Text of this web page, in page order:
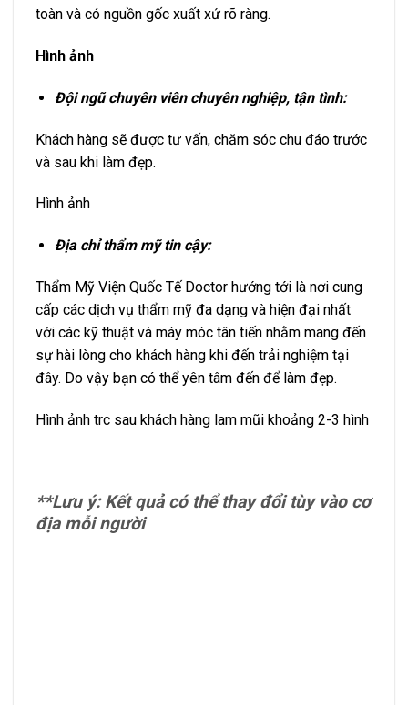
toàn và có nguồn gốc xuất xứ rõ ràng.
Hình ảnh
Đội ngũ chuyên viên chuyên nghiệp, tận tình:
Khách hàng sẽ được tư vấn, chăm sóc chu đáo trước
và sau khi làm đẹp.
Hình ảnh
Địa chỉ thẩm mỹ tin cậy:
Thẩm Mỹ Viện Quốc Tế Doctor hướng tới là nơi cung
cấp các dịch vụ thẩm mỹ đa dạng và hiện đại nhất
với các kỹ thuật và máy móc tân tiến nhằm mang đến
sự hài lòng cho khách hàng khi đến trải nghiệm tại
đây. Do vậy bạn có thể yên tâm đến để làm đẹp.
Hình ảnh trc sau khách hàng lam mũi khoảng 2-3 hình
**Lưu ý: Kết quả có thể thay đổi tùy vào cơ
địa mỗi người